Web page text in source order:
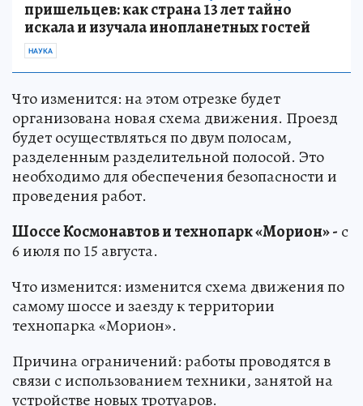
пришельцев: как страна 13 лет тайно
искала и изучала инопланетных гостей
НАУКА
Что изменится: на этом отрезке будет
организована новая схема движения. Проезд
будет осуществляться по двум полосам,
разделенным разделительной полосой. Это
необходимо для обеспечения безопасности и
проведения работ.
Шоссе Космонавтов и технопарк «Морион» - с
6 июля по 15 августа.
Что изменится: изменится схема движения по
самому шоссе и заезду к территории
технопарка «Морион».
Причина ограничений: работы проводятся в
связи с использованием техники, занятой на
устройстве новых тротуаров.